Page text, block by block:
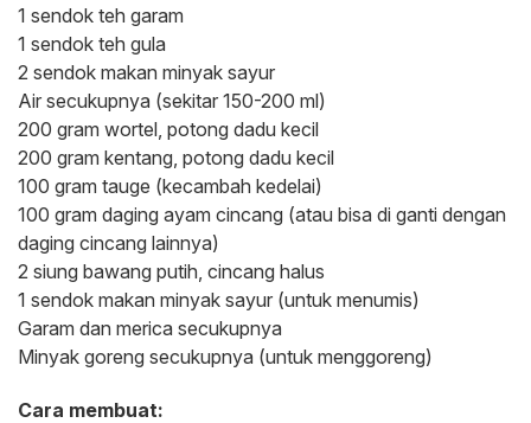
1 sendok teh garam
1 sendok teh gula
2 sendok makan minyak sayur
Air secukupnya (sekitar 150-200 ml)
200 gram wortel, potong dadu kecil
200 gram kentang, potong dadu kecil
100 gram tauge (kecambah kedelai)
100 gram daging ayam cincang (atau bisa di ganti dengan
daging cincang lainnya)
2 siung bawang putih, cincang halus
1 sendok makan minyak sayur (untuk menumis)
Garam dan merica secukupnya
Minyak goreng secukupnya (untuk menggoreng)
Cara membuat: